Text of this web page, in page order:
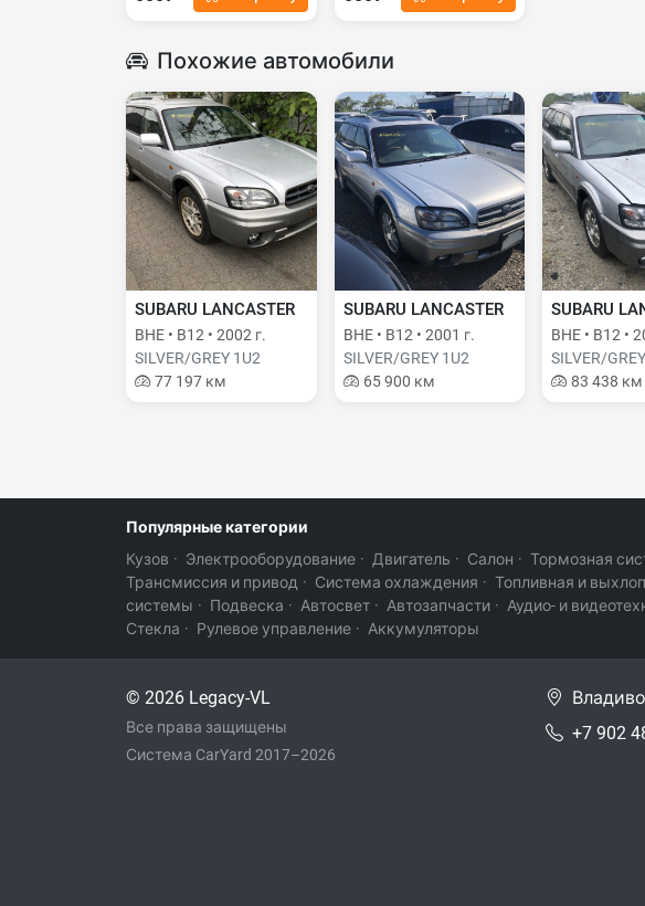
Похожие автомобили
SUBARU LANCASTER
BHE • B12 • 2002 г.
SILVER/GREY 1U2
77 197 км
SUBARU LANCASTER
BHE • B12 • 2001 г.
SILVER/GREY 1U2
65 900 км
SUBARU
BHE • B12 •
SILVER/
83 438 км
Популярные категории
Кузов · Электрооборудование · Двигатель · Салон · Тормозная
Трансмиссия и привод · Система охлаждения · Топливная и
системы · Подвеска · Автосвет · Автозапчасти · Аудио- и
Стекла · Рулевое управление · Аккумуляторы
© 2026 Legacy-VL
Все права защищены
Система CarYard 2017–2026
+7 902